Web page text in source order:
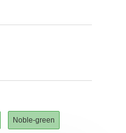
Noble-green